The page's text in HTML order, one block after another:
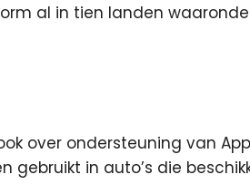
al in tien landen
over ondersteuning van
gebruikt in auto’s die